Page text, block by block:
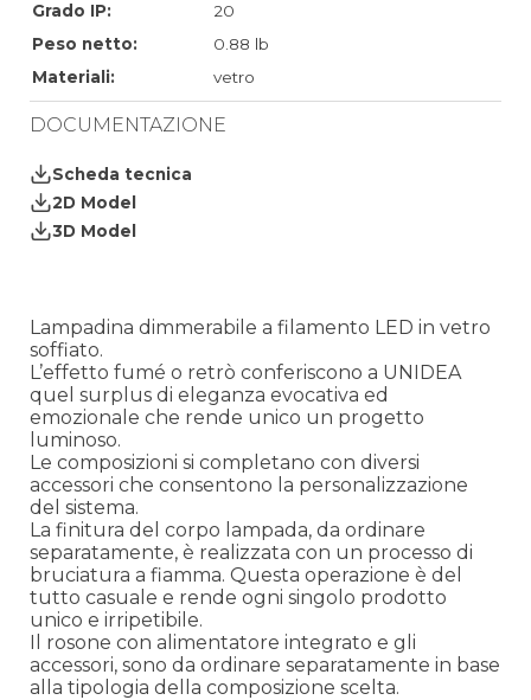
Grado IP:
20
Peso netto:
0.88 lb
Materiali:
vetro
DOCUMENTAZIONE
Scheda tecnica
2D Model
3D Model
Lampadina dimmerabile a filamento LED in vetro
soffiato.
L’effetto fumé o retrò conferiscono a UNIDEA
quel surplus di eleganza evocativa ed
emozionale che rende unico un progetto
luminoso.
Le composizioni si completano con diversi
accessori che consentono la personalizzazione
del sistema.
La finitura del corpo lampada, da ordinare
separatamente, è realizzata con un processo di
bruciatura a fiamma. Questa operazione è del
tutto casuale e rende ogni singolo prodotto
unico e irripetibile.
Il rosone con alimentatore integrato e gli
accessori, sono da ordinare separatamente in base
alla tipologia della composizione scelta.